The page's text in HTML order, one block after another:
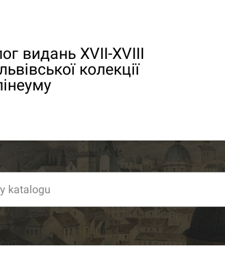
видань XVII-XVIII
колекції